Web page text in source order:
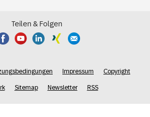
Teilen & Folgen
Impressum Copyright
Sitemap Newsletter RSS